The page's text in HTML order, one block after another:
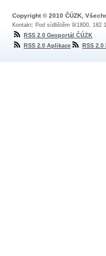
Copyright © 2010 ČÚZK,
Kontakt: Pod sídlištěm 9/1800, 182
RSS 2.0 Geoportál ČÚZK
RSS 2.0 Aplikace
RSS